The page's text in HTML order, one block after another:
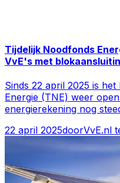
Tijdelijk Noodfonds
VvE's met
Sinds 22 april 2025 is
Energie (TNE) weer
energierekening nog
22 april 2025doorVvE.nl